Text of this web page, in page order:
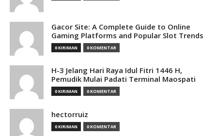
Gacor Site: A Complete Guide to Online
Gaming Platforms and Popular Slot Trends
0 KIRIMAN 0 KOMENTAR
H-3 Jelang Hari Raya Idul Fitri 1446 H,
Pemudik Mulai Padati Terminal Maospati
0 KIRIMAN 0 KOMENTAR
hectorruiz
0 KIRIMAN 0 KOMENTAR